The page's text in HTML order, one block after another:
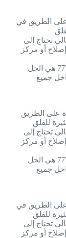
على الطريق في
تحتاج إلى
أو مركز
في هذه الحالات، يمكن أن تكون شركة ونش777 هي الحل
جميع
على الطريق
للقلق
تحتاج إلى
أو مركز
في هذه الحالات، يمكن أن تكون شركة ونش777 هي الحل
جميع
على الطريق في
للقلق
تحتاج إلى
أو مركز